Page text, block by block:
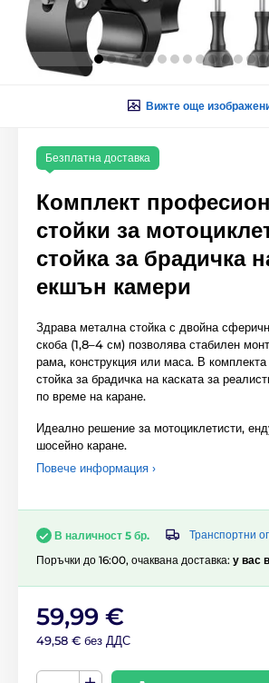
Вижте още
Безплатна доставка
Комплект
стойки за
стойка за брадичка
екшън камери
Здрава метална стойка с двойна
скоба (1,8–4 см) позволява стабилен
рама, конструкция или маса. В
стойка за брадичка на каската за
по време на каране.
Идеално решение за мотоциклетисти,
шосейно каране.
Повече информация ›
В наличност 5 бр.
Транспортни
Поръчки до 16:00, очаквана доставка: у вас
59,99 €
49,58 € без ДДС